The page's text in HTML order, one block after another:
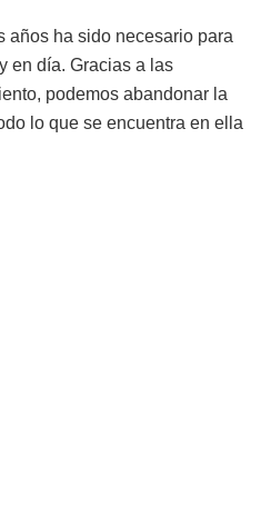
años ha sido necesario para
en día. Gracias a las
podemos abandonar la
lo que se encuentra en ella